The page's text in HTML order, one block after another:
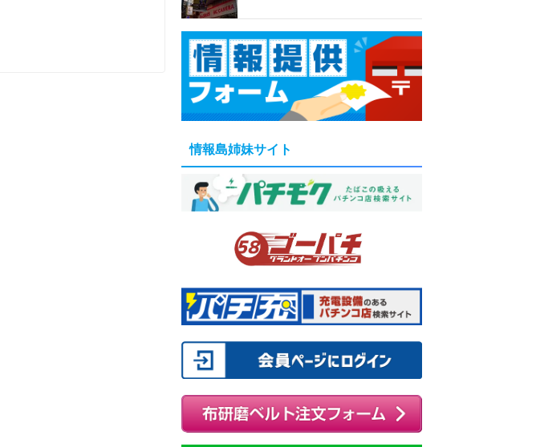
情報島姉妹サイト